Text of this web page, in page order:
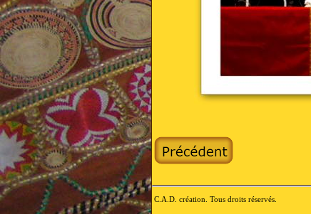
C.A.D. création. Tous droits réservés.